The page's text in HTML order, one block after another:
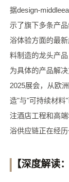
据design-
示了旗下多条产
浴体验方面的最
料制造的龙头产
为具体的产品解
2025展会，从欧
造"与"可持续材料
注酒店工程和高
浴供应链正在经历
【深度解读